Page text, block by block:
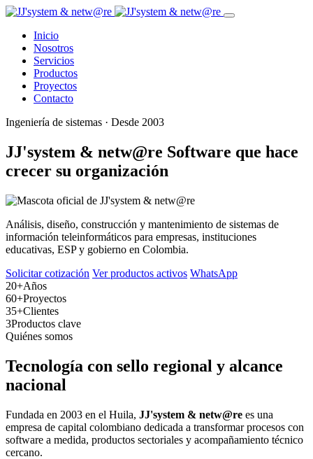
Inicio
Nosotros
Servicios
Productos
Proyectos
Contacto
Ingeniería de sistemas · Desde 2003
JJ'system & netw@re Software que hace
crecer su organización
Análisis, diseño, construcción y mantenimiento de sistemas de
información teleinformáticos para empresas, instituciones
educativas, ESP y gobierno en Colombia.
Solicitar cotización Ver productos activos WhatsApp
20+Años
60+Proyectos
35+Clientes
3Productos clave
Quiénes somos
Tecnología con sello regional y alcance
nacional
Fundada en 2003 en el Huila, JJ'system & netw@re es una
empresa de capital colombiano dedicada a transformar procesos con
software a medida, productos sectoriales y acompañamiento técnico
cercano.